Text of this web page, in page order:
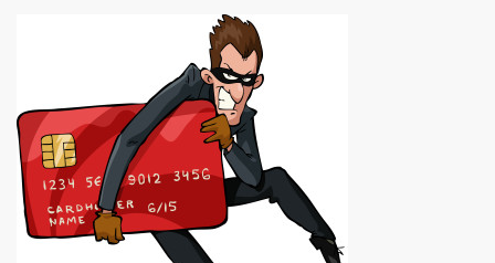
Новости сервиса
Исполнителям
Заказчикам
Полезное